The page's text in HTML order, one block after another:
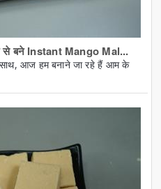
बने Instant Mango Mal...
आज हम बनाने जा रहे हैं आम के